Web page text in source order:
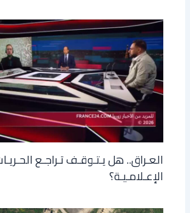
العـراق.. هل يـتـوقـف تـراجـع
الإعـلامـيـة؟